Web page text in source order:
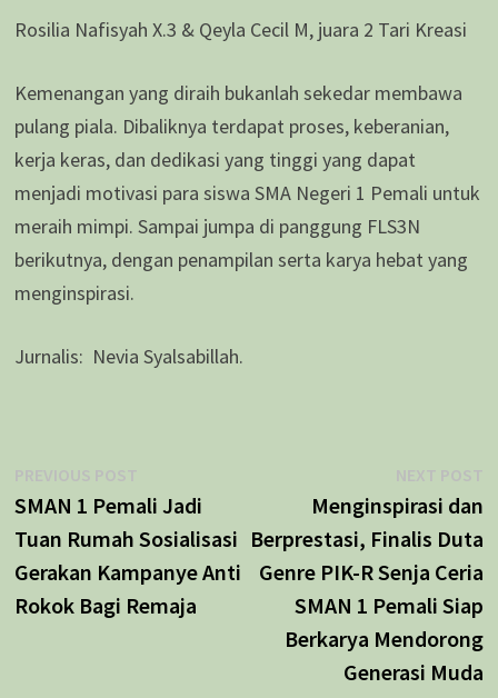
Rosilia Nafisyah X.3 & Qeyla Cecil M, juara 2 Tari Kreasi
Kemenangan yang diraih bukanlah sekedar membawa
pulang piala. Dibaliknya terdapat proses, keberanian,
kerja keras, dan dedikasi yang tinggi yang dapat
menjadi motivasi para siswa SMA Negeri 1 Pemali untuk
meraih mimpi. Sampai jumpa di panggung FLS3N
berikutnya, dengan penampilan serta karya hebat yang
menginspirasi.
Jurnalis: Nevia Syalsabillah.
Navigasi
pos
PREVIOUS POSTPrevious
post:
SMAN 1 Pemali Jadi
Tuan Rumah Sosialisasi
Gerakan Kampanye Anti
Rokok Bagi Remaja
NEXT POST
Menginspirasi dan
Berprestasi, Finalis Duta
Genre PIK-R Senja Ceria
SMAN 1 Pemali Siap
Berkarya Mendorong
Generasi Muda